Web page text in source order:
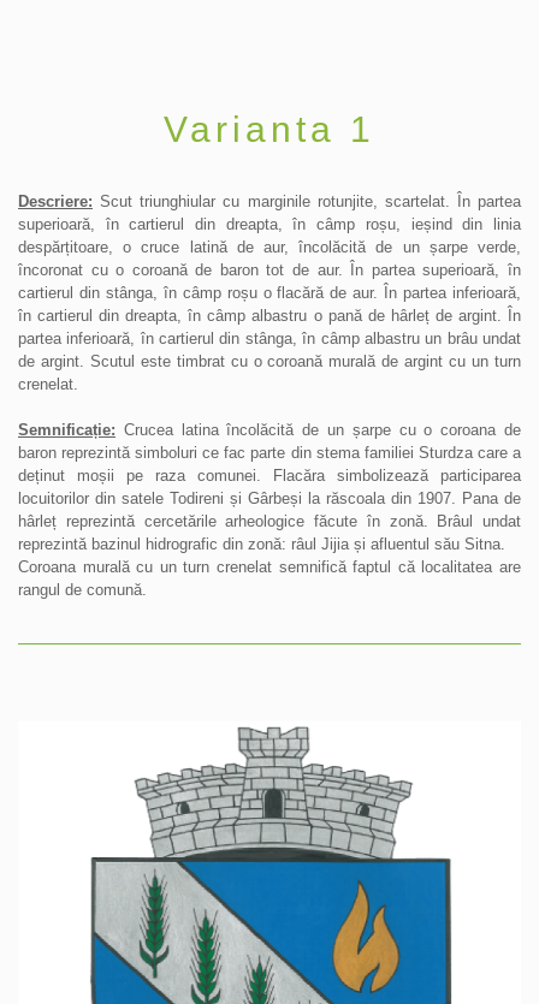
Varianta 1
Descriere: Scut triunghiular cu marginile rotunjite, scartelat. În partea
superioară, în cartierul din dreapta, în câmp roșu, ieșind din linia
despărțitoare, o cruce latină de aur, încolăcită de un șarpe verde,
încoronat cu o coroană de baron tot de aur. În partea superioară, în
cartierul din stânga, în câmp roșu o flacără de aur. În partea inferioară,
în cartierul din dreapta, în câmp albastru o pană de hârleț de argint. În
partea inferioară, în cartierul din stânga, în câmp albastru un brâu undat
de argint. Scutul este timbrat cu o coroană murală de argint cu un turn
crenelat.
Semnificație: Crucea latina încolăcită de un șarpe cu o coroana de
baron reprezintă simboluri ce fac parte din stema familiei Sturdza care a
deținut moșii pe raza comunei. Flacăra simbolizează participarea
locuitorilor din satele Todireni și Gârbeși la răscoala din 1907. Pana de
hârleț reprezintă cercetările arheologice făcute în zonă. Brâul undat
reprezintă bazinul hidrografic din zonă: râul Jijia și afluentul său Sitna.
Coroana murală cu un turn crenelat semnifică faptul că localitatea are
rangul de comună.